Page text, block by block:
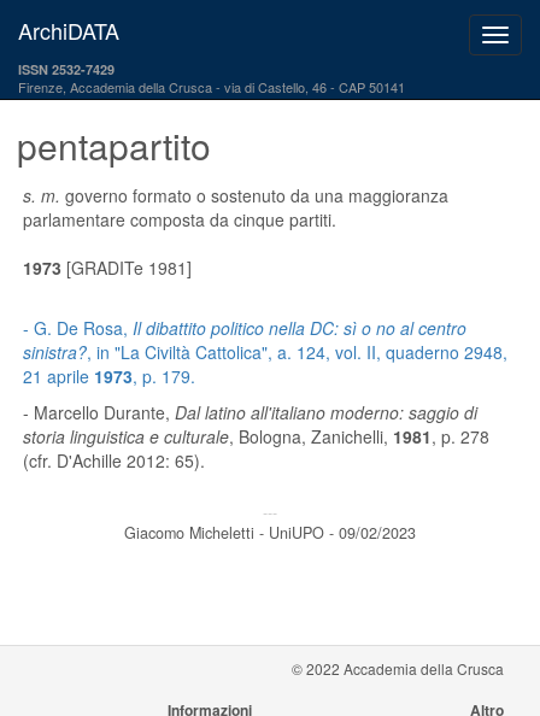
ArchiDATA
ISSN 2532-7429
Firenze, Accademia della Crusca via di Castello, 46 - CAP 50141
pentapartito
s. m. governo formato o sostenuto da una maggioranza
parlamentare composta da cinque partiti.
1973 [GRADITe 1981]
- G. De Rosa, Il dibattito politico nella DC: sì o no al centro
sinistra?, in "La Civiltà Cattolica", a. 124, vol. II, quaderno 2948,
21 aprile 1973, p. 179.
- Marcello Durante, Dal latino all'italiano moderno: saggio di
storia linguistica e culturale, Bologna, Zanichelli, 1981, p. 278
(cfr. D'Achille 2012: 65).
---
Giacomo Micheletti - UniUPO - 09/02/2023
© 2022 Accademia della Crusca
Informazioni Altro